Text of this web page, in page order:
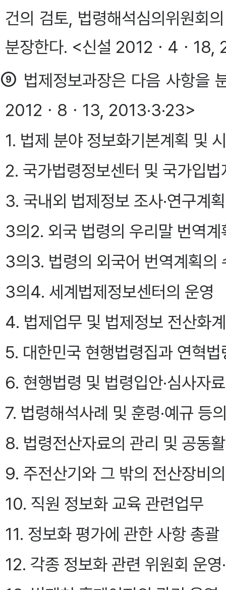
건의 검토, 법령해석심의위원회
분장한다. <신설 2012ㆍ4ㆍ
⑨ 법제정보과장은 다음 사항을
2012ㆍ8ㆍ13, 2013·3·23>
1. 법제 분야 정보화기본계획 및
2. 국가법령정보센터 및 국가입
3. 국내외 법제정보 조사·연구계
3의2. 외국 법령의 우리말 번역
3의3. 법령의 외국어 번역계획의
3의4. 세계법제정보센터의 운영
4. 법제업무 및 법제정보 전산화
5. 대한민국 현행법령집과 연혁법
6. 현행법령 및 법령입안·심사자
7. 법령해석사례 및 훈령·예규 등
8. 법령전산자료의 관리 및 공동
9. 주전산기와 그 밖의 전산장비
10. 직원 정보화 교육 관련업무
11. 정보화 평가에 관한 사항 총괄
12. 각종 정보화 관련 위원회 운영